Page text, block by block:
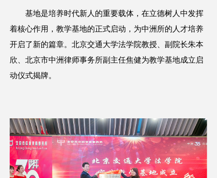
基地是培养时代新人的重要载体，在立德树人中发挥
着核心作用，教学基地的正式启动，为中洲所的人才培养
开启了新的篇章。北京交通大学法学院教授、副院长朱本
欣、北京市中洲律师事务所副主任焦健为教学基地成立启
动仪式揭牌。